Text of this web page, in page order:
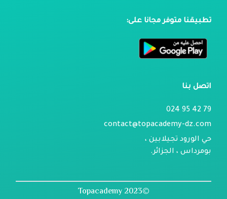
تطبيقنا متوفر مجانا على:
اتصل بنا
79 42 95 024
contact@topacademy-dz.com
حي الورود تجيلابين ،
بومرداس ، الجزائر.
©2023 Topacademy